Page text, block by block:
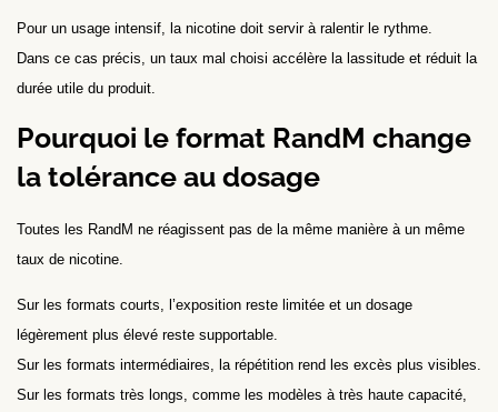
Pour un usage intensif, la nicotine doit servir à ralentir le rythme.
Dans ce cas précis, un taux mal choisi accélère la lassitude et réduit la
durée utile du produit.
Pourquoi le format RandM change
la tolérance au dosage
Toutes les RandM ne réagissent pas de la même manière à un même
taux de nicotine.
Sur les formats courts, l’exposition reste limitée et un dosage
légèrement plus élevé reste supportable.
Sur les formats intermédiaires, la répétition rend les excès plus visibles.
Sur les formats très longs, comme les modèles à très haute capacité,